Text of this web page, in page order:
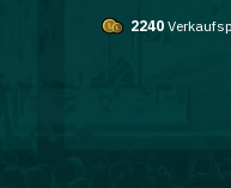
2240